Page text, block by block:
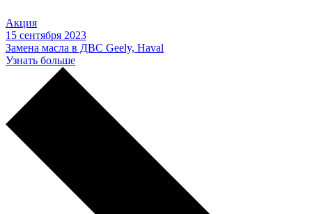
Акция
15 сентября 2023
Замена масла в ДВС Geely, Haval
Узнать больше